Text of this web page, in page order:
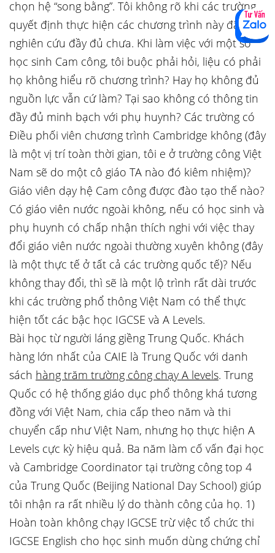
chọn hệ “song bằng”. Tôi không rõ khi các trường
quyết định thực hiện các chương trình này đã
nghiên cứu đầy đủ chưa. Khi làm việc với một số
học sinh Cam công, tôi buộc phải hỏi, liệu có phải
họ không hiểu rõ chương trình? Hay họ không đủ
nguồn lực vẫn cứ làm? Tại sao không có thông tin
đầy đủ minh bạch với phụ huynh? Các trường có
Điều phối viên chương trình Cambridge không (đây
là một vị trí toàn thời gian, tôi e ở trường công Việt
Nam sẽ do một cô giáo TA nào đó kiêm nhiệm)?
Giáo viên dạy hệ Cam công được đào tạo thế nào?
Có giáo viên nước ngoài không, nếu có học sinh và
phụ huynh có chấp nhận thích nghi với việc thay
đổi giáo viên nước ngoài thường xuyên không (đây
là một thực tế ở tất cả các trường quốc tế)? Nếu
không thay đổi, thì sẽ là một lộ trình rất dài trước
khi các trường phổ thông Việt Nam có thể thực
hiện tốt các bậc học IGCSE và A Levels.
Bài học từ người láng giềng Trung Quốc. Khách
hàng lớn nhất của CAIE là Trung Quốc với danh
sách hàng trăm trường công chạy A levels. Trung
Quốc có hệ thống giáo dục phổ thông khá tương
đồng với Việt Nam, chia cấp theo năm và thi
chuyển cấp như Việt Nam, nhưng họ thực hiện A
Levels cực kỳ hiệu quả. Ba năm làm cố vấn đại học
và Cambridge Coordinator tại trường công top 4
của Trung Quốc (Beijing National Day School) giúp
tôi nhận ra rất nhiều lý do thành công của họ. 1)
Hoàn toàn không chạy IGCSE trừ việc tổ chức thi
IGCSE English cho học sinh muốn dùng chứng chỉ